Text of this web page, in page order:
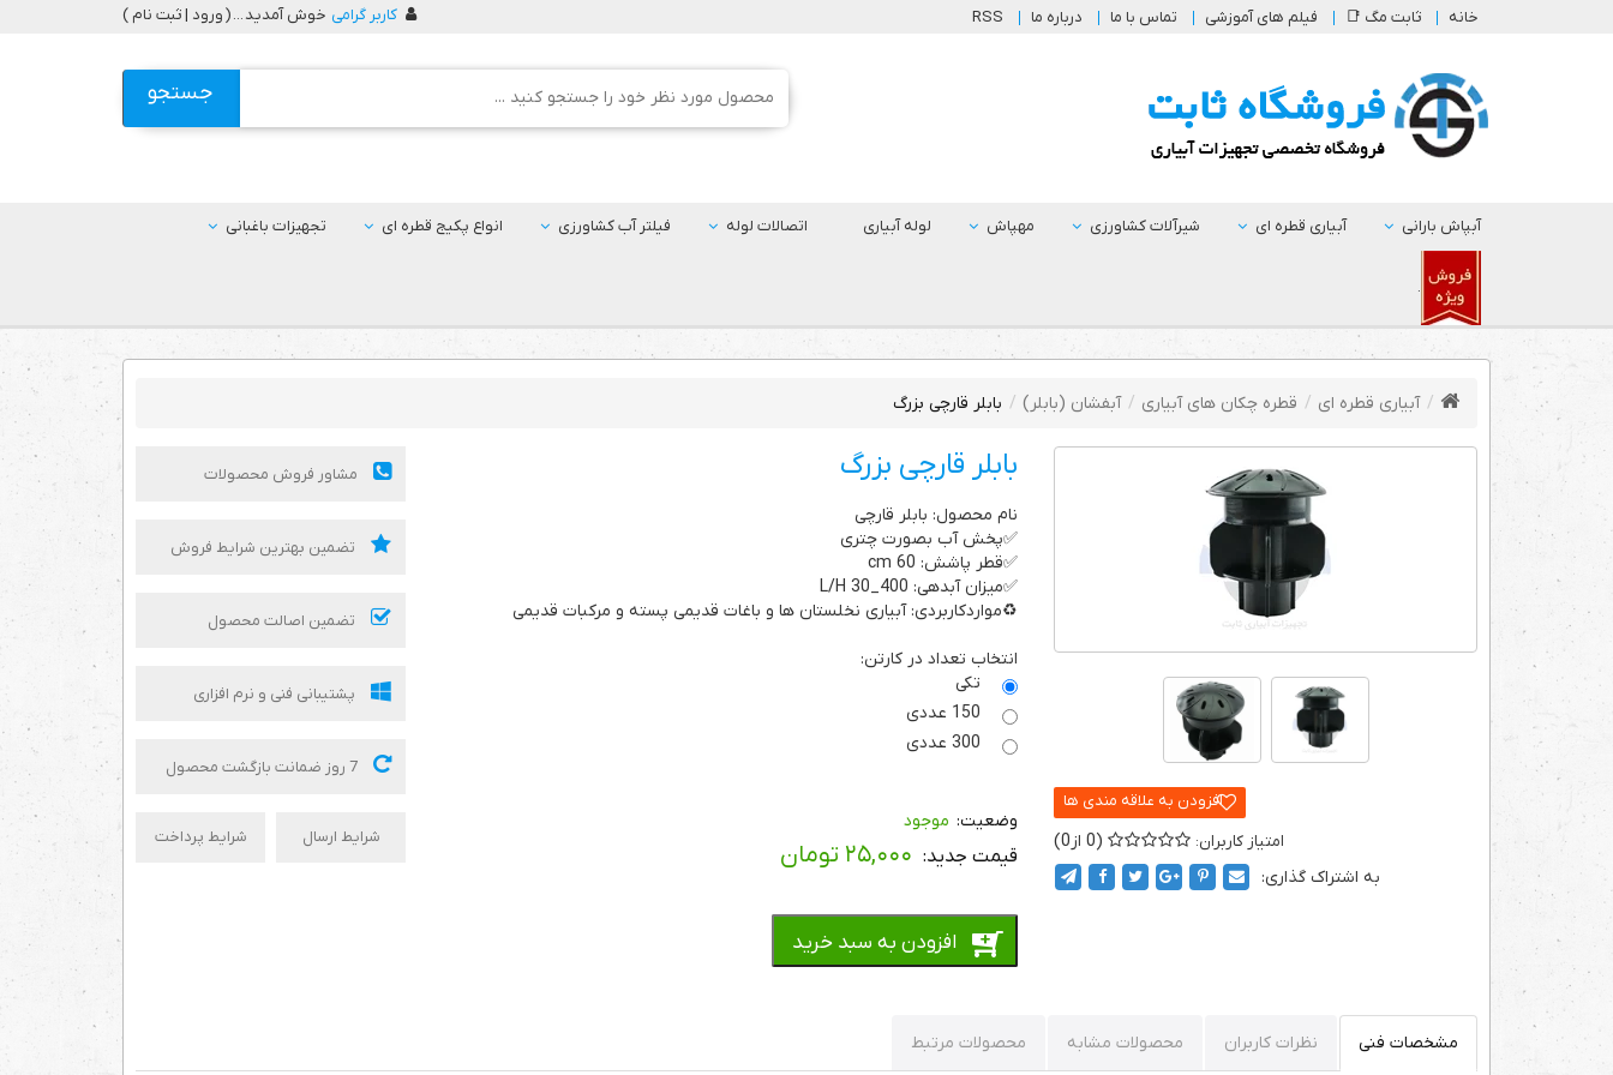
خانه ثابت مگ 📑 فیلم های آموزشی تماس با ما درباره ما RSS کاربر گرامی خوش آمدید ... (ورود | ثبت نام )
جستجو
آبپاش بارانی آبیاری قطره ای شیرآلات کشاورزی مهپاش لوله آبیاری اتصالات لوله فیلتر آب کشاورزی انواع پکیج قطره ای تجهیزات باغبانی
.
آبیاری قطره ای قطره چکان های آبیاری آبفشان (بابلر) بابلر قارچی بزرگ
0
0
به اشتراک گذاری:
بابلر قارچی بزرگ
نام محصول: بابلر قارچی
✅پخش آب بصورت چتری
✅قطر پاشش: 60 cm
✅میزان آبدهی: 400_30 L/H
♻️مواردکاربردی: آبیاری نخلستان ها و باغات قدیمی پسته و مرکبات قدیمی
انتخاب تعداد در کارتن:
تکی
موجود
۲۵,۰۰۰ تومان
افزودن به سبد خرید
مشاور فروش محصولات
تضمین بهترین شرایط فروش
تضمین اصالت محصول
پشتیبانی فنی و نرم افزاری
شرایط ارسال شرایط پرداخت
مشخصات فنی نظرات کاربران محصولات مشابه محصولات مرتبط